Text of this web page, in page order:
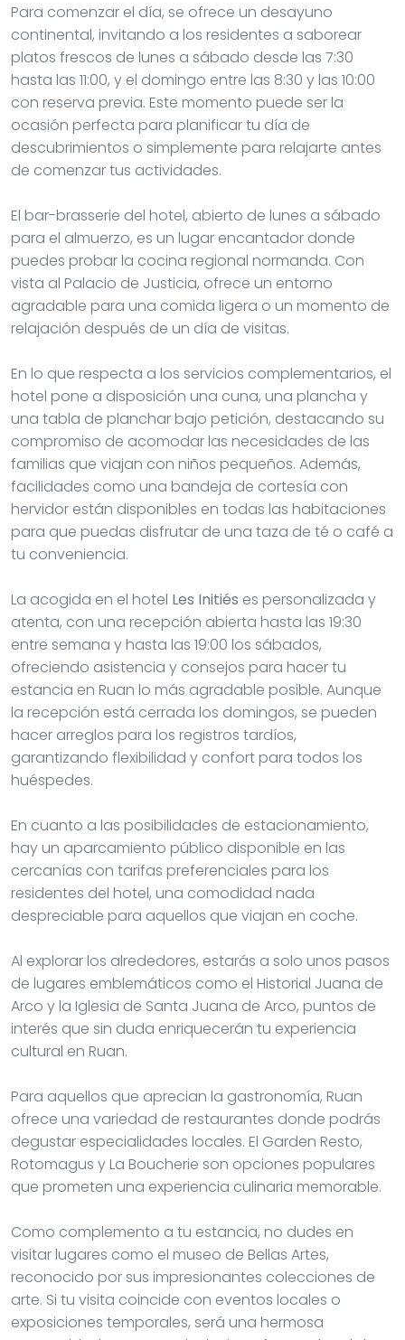
Para comenzar el día, se ofrece un desayuno
continental, invitando a los residentes a saborear
platos frescos de lunes a sábado desde las 7:30
hasta las 11:00, y el domingo entre las 8:30 y las 10:00
con reserva previa. Este momento puede ser la
ocasión perfecta para planificar tu día de
descubrimientos o simplemente para relajarte antes
de comenzar tus actividades.
El bar-brasserie del hotel, abierto de lunes a sábado
para el almuerzo, es un lugar encantador donde
puedes probar la cocina regional normanda. Con
vista al Palacio de Justicia, ofrece un entorno
agradable para una comida ligera o un momento de
relajación después de un día de visitas.
En lo que respecta a los servicios complementarios, el
hotel pone a disposición una cuna, una plancha y
una tabla de planchar bajo petición, destacando su
compromiso de acomodar las necesidades de las
familias que viajan con niños pequeños. Además,
facilidades como una bandeja de cortesía con
hervidor están disponibles en todas las habitaciones
para que puedas disfrutar de una taza de té o café a
tu conveniencia.
La acogida en el hotel Les Initiés es personalizada y
atenta, con una recepción abierta hasta las 19:30
entre semana y hasta las 19:00 los sábados,
ofreciendo asistencia y consejos para hacer tu
estancia en Ruan lo más agradable posible. Aunque
la recepción está cerrada los domingos, se pueden
hacer arreglos para los registros tardíos,
garantizando flexibilidad y confort para todos los
huéspedes.
En cuanto a las posibilidades de estacionamiento,
hay un aparcamiento público disponible en las
cercanías con tarifas preferenciales para los
residentes del hotel, una comodidad nada
despreciable para aquellos que viajan en coche.
Al explorar los alrededores, estarás a solo unos pasos
de lugares emblemáticos como el Historial Juana de
Arco y la Iglesia de Santa Juana de Arco, puntos de
interés que sin duda enriquecerán tu experiencia
cultural en Ruan.
Para aquellos que aprecian la gastronomía, Ruan
ofrece una variedad de restaurantes donde podrás
degustar especialidades locales. El Garden Resto,
Rotomagus y La Boucherie son opciones populares
que prometen una experiencia culinaria memorable.
Como complemento a tu estancia, no dudes en
visitar lugares como el museo de Bellas Artes,
reconocido por sus impresionantes colecciones de
arte. Si tu visita coincide con eventos locales o
exposiciones temporales, será una hermosa